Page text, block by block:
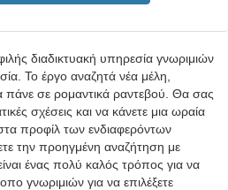
διαδικτυακή υπηρεσία γνωριμιών
Το έργο αναζητά νέα μέλη,
πάνε σε ρομαντικά ραντεβού. Θα σας
σχέσεις και να κάνετε μια ωραία
προφίλ των ενδιαφερόντων
την προηγμένη αναζήτηση με
ένας πολύ καλός τρόπος για να
γνωριμιών για να επιλέξετε